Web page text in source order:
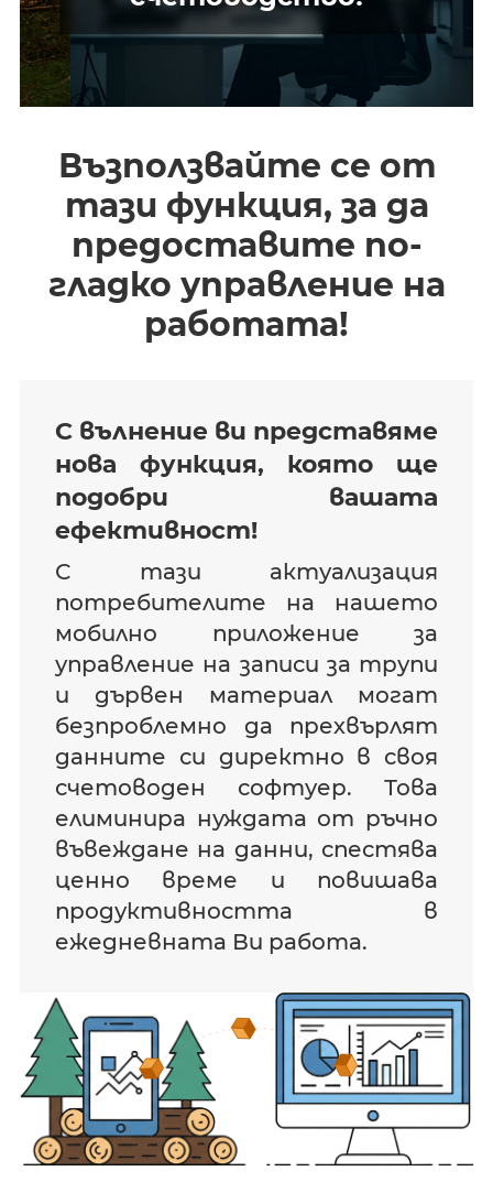
Възползвайте се от
тази функция, за да
предоставите по-
гладко управление на
работата!
С вълнение ви представяме
нова функция, която ще
подобри вашата
ефективност!
С тази актуализация
потребителите на нашето
мобилно приложение за
управление на записи за трупи
и дървен материал могат
безпроблемно да прехвърлят
данните си директно в своя
счетоводен софтуер. Това
елиминира нуждата от ръчно
въвеждане на данни, спестява
ценно време и повишава
продуктивността в
ежедневната Ви работа.